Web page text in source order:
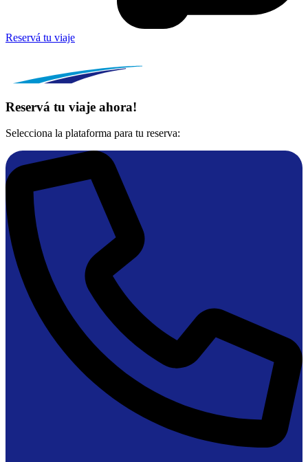
Reservá tu viaje
Reservá tu viaje ahora!
Selecciona la plataforma para tu reserva: